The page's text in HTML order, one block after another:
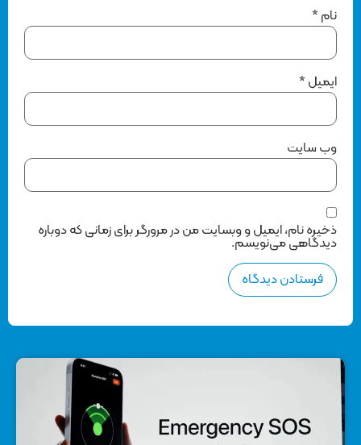
*
ایمیل*
وب‌ سایت
ذخیره نام، ایمیل و وبسایت من در مرورگر برای زمانی که دوباره
دیدگاهی می‌نویسم.